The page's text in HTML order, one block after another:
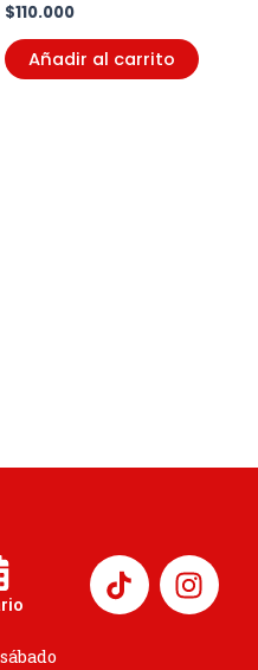
$110.000
Añadir al carrito
I
n
s